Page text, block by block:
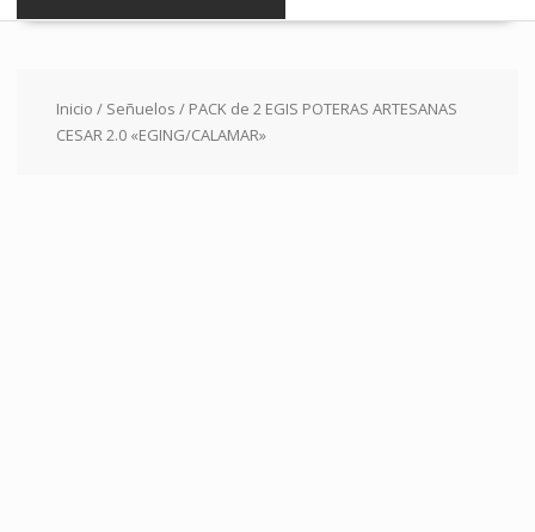
Inicio / Señuelos / PACK de 2 EGIS POTERAS ARTESANAS
CESAR 2.0 «EGING/CALAMAR»